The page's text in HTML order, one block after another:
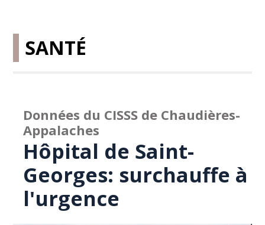
SANTÉ
Données du CISSS de Chaudières-
Appalaches
Hôpital de Saint-
Georges: surchauffe à
l'urgence